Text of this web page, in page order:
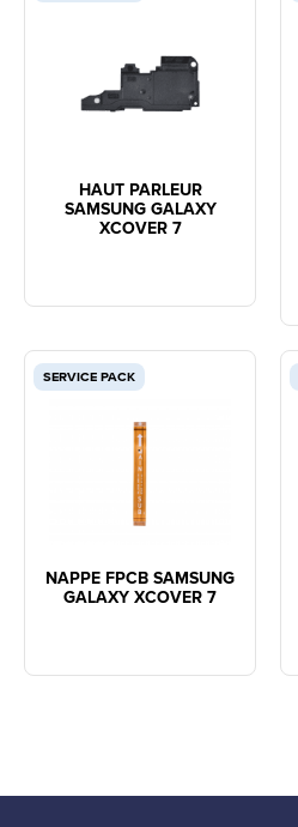
HAUT PARLEUR
SAMSUNG GALAXY
XCOVER 7
SERVICE PACK
NAPPE FPCB SAMSUNG
GALAXY XCOVER 7